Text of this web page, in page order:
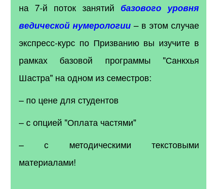
на 7-й поток занятий базового уровня
ведической нумерологии – в этом случае
экспресс-курс по Призванию вы изучите в
рамках базовой программы "Санкхья
Шастра" на одном из семестров:
– по цене для студентов
– с опцией "Оплата частями"
– с методическими текстовыми
материалами!